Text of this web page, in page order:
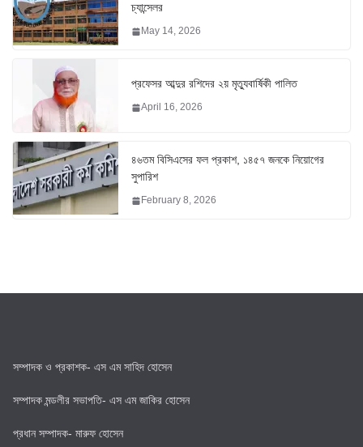
চ্যান্সেলর
May 14, 2026
প্রফেসর আব্দুর রশিদের ২য় মৃত্যুবার্ষিকী পালিত
April 16, 2026
৪৬তম বিসিএসের ফল প্রকাশ, ১৪৫৭ জনকে নিয়োগের
সুপারিশ
February 8, 2026
সম্পাদক ও প্রকাশক- এস এম সাহিদ হোসেন
সম্পাদক মন্ডলীর সভাপতি- এস এম জাকির হোসেন
প্রধান সম্পাদক- মারুফ হোসেন